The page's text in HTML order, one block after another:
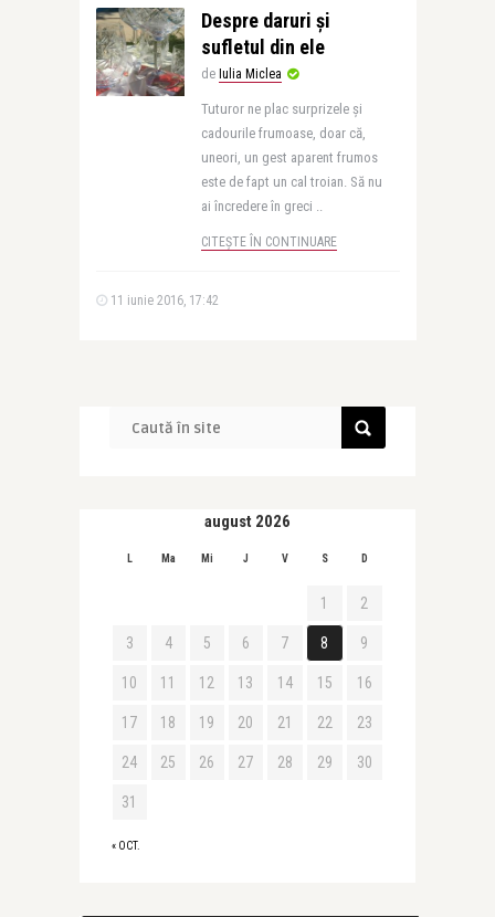
Despre daruri și
sufletul din ele
de Iulia Miclea
Tuturor ne plac surprizele și
cadourile frumoase, doar că,
uneori, un gest aparent frumos
este de fapt un cal troian. Să nu
ai încredere în greci ..
CITEȘTE ÎN CONTINUARE
11 iunie 2016, 17:42
august 2026
L Ma Mi J V S D
« OCT.
1 2
3 4 5 6 7 8 9
10 11 12 13 14 15 16
17 18 19 20 21 22 23
24 25 26 27 28 29 30
31